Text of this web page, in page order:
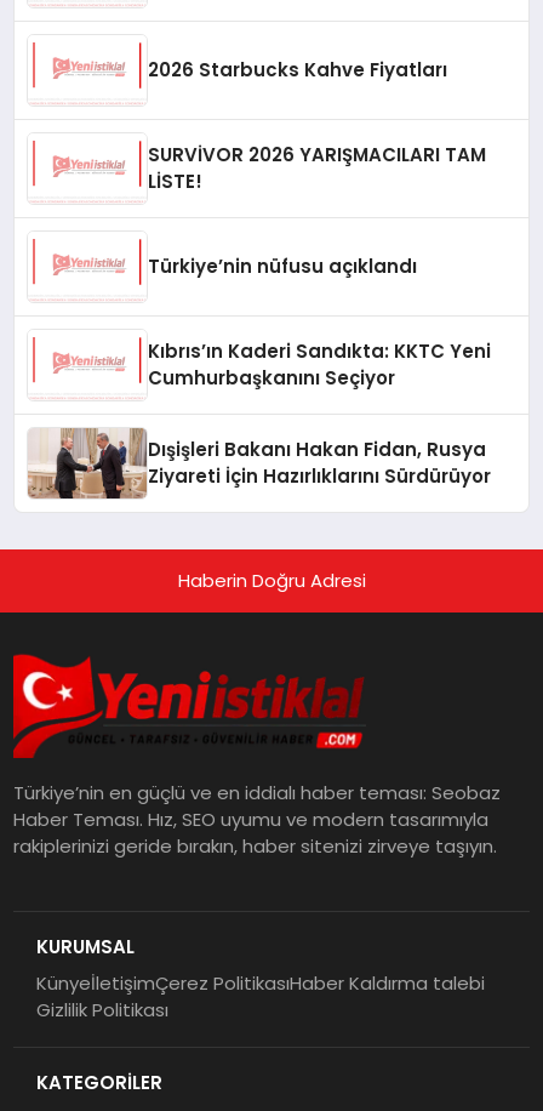
2026 Starbucks Kahve Fiyatları
SURVİVOR 2026 YARIŞMACILARI TAM
LİSTE!
Türkiye’nin nüfusu açıklandı
Kıbrıs’ın Kaderi Sandıkta: KKTC Yeni
Cumhurbaşkanını Seçiyor
Dışişleri Bakanı Hakan Fidan, Rusya
Ziyareti İçin Hazırlıklarını Sürdürüyor
Haberin Doğru Adresi
Türkiye’nin en güçlü ve en iddialı haber teması: Seobaz
Haber Teması. Hız, SEO uyumu ve modern tasarımıyla
rakiplerinizi geride bırakın, haber sitenizi zirveye taşıyın.
KURUMSAL
KünyeİletişimÇerez PolitikasıHaber Kaldırma talebi
Gizlilik Politikası
KATEGORİLER